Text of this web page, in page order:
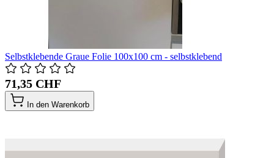
Selbstklebende Graue Folie 100x100 cm - selbstklebend
71,35 CHF
In den Warenkorb